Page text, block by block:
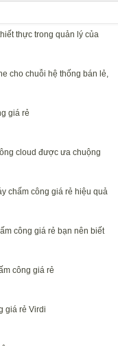
thực trong quản lý của
cho chuỗi hệ thống bán lẻ,
giá rẻ
cloud được ưa chuộng
chấm công giá rẻ hiệu quả
công giá rẻ bạn nên biết
công giá rẻ
giá rẻ Virdi